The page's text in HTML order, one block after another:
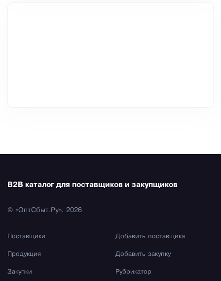
B2B каталог для поставщиков и закупщиков
© «ОптСбыт.Ру», 2026
Поставщики
Продукция
Закупки
Добавить поставщика
Добавить закупку
Рубрикатор